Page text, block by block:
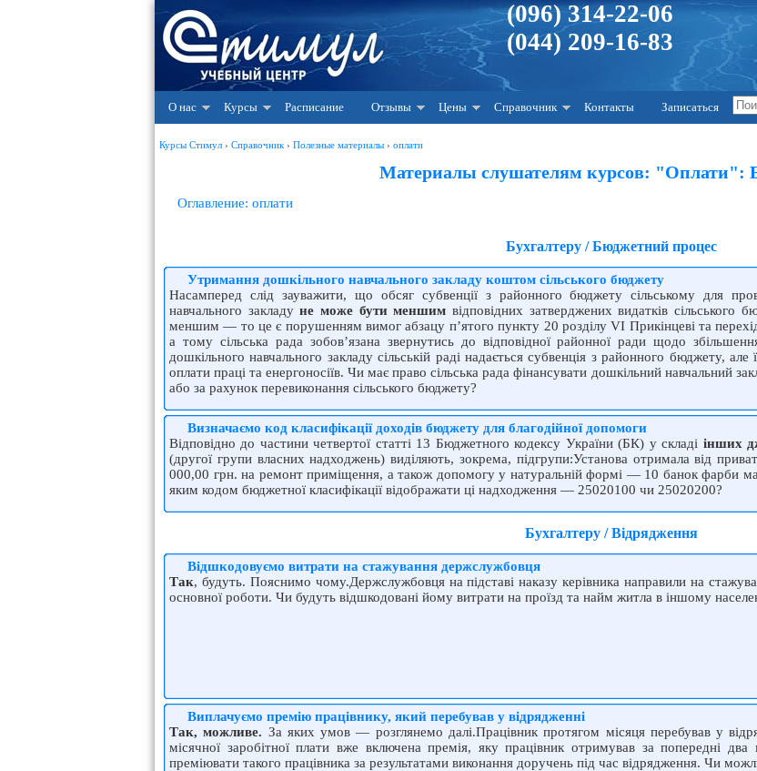
(096) 314-22-06
(044) 209-16-83
О нас Курсы Расписание Отзывы Цены Справочник Контакты Записаться
Курсы Стимул › Справочник › Полезные материалы › оплати
Материалы слушателям курсов: "Оплати":
Оглавление: оплати
Бухгалтеру / Бюджетний процес
Утримання дошкільного навчального закладу коштом сільського бюджету
Насамперед слід зауважити, що обсяг субвенції з районного бюджету сільському для
навчального закладуне може бути меншим відповідних затверджених видатків
меншим — то це є порушенням вимог абзацу п’ятого пункту 20 розділу VI Прикінцеві та
а тому сільська рада зобов’язана звернутись до відповідної районної ради щодо
дошкільного навчального закладу сільській раді надається субвенція з районного бюджету,
оплати праці та енергоносіїв. Чи має право сільська рада фінансувати дошкільний навчальний
або за рахунок перевиконання сільського бюджету?
Визначаємо код класифікації доходів бюджету для благодійної допомоги
Відповідно до частини четвертої статті 13 Бюджетного кодексу України (БК) у складі інших
(другої групи власних надходжень) виділяють, зокрема, підгрупи:Установа отримала від
000,00 грн. на ремонт приміщення, а також допомогу у натуральній формі — 10 банок фарби
яким кодом бюджетної класифікації відображати ці надходження — 25020100 чи 25020200?
Бухгалтеру / Відрядження
Відшкодовуємо витрати на стажування держслужбовця
Так, будуть. Пояснимо чому.Держслужбовця на підставі наказу керівника направили на
основної роботи. Чи будуть відшкодовані йому витрати на проїзд та найм житла в іншому
Виплачуємо премію працівнику, який перебував у відрядженні
Так, можливе. За яких умов — розглянемо далі.Працівник протягом місяця перебував у
місячної заробітної плати вже включена премія, яку працівник отримував за попередні два
преміювати такого працівника за результатами виконання доручень під час відрядження. Чи